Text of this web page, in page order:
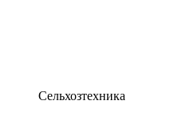
Сельхозтехника